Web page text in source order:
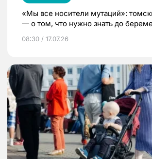
«Мы все носители мутаций»:
— о том, что нужно знать до
08:30 / 17.07.26